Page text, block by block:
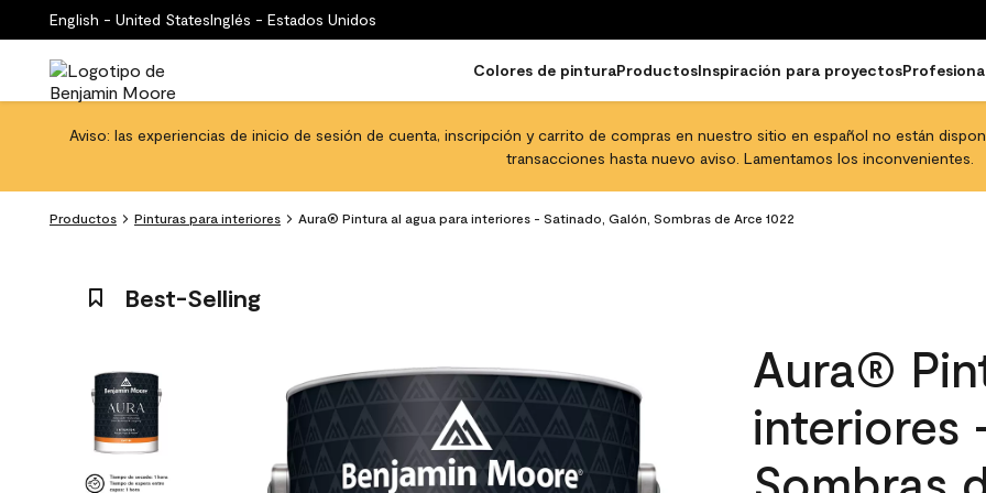
English - United StatesInglés - Estados Unidos
Colores de pinturaProductosInspiración para proyectos
Aviso: las experiencias de inicio de sesión de cuenta, inscripción y carrito de compras en nuestro sitio en español no están
transacciones hasta nuevo aviso. Lamentamos los inconvenientes.
Productos Pinturas para interiores Aura® Pintura al agua para interiores - Satinado, Galón, Sombras de Arce 1022
Best-Selling
Aura®
interiores